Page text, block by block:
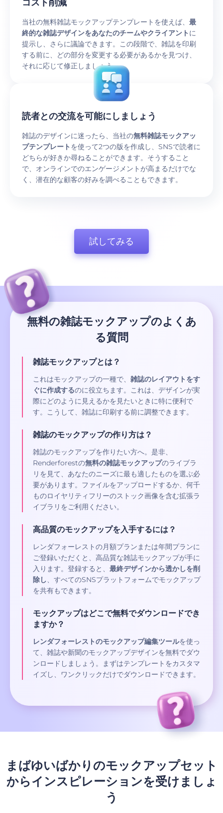
コスト削減
当社の無料雑誌モックアップテンプレートを使えば、 最
終的な雑誌デザインをあなたのチームやクライアント に
提示し、さらに議論できます。この段階で、雑誌を印刷
する前に、どの部分を変更する必要があるかを見つけ、
それに応じて修正しましょう。
読者との交流を可能にしましょう
雑誌のデザインに迷ったら、当社の無料雑誌モックアッ
プテンプレート を使って2つの版を作成し、SNSで読者に
どちらが好きか尋ねることができます。そうすること
で、オンラインでのエンゲージメントが高まるだけでな
く、潜在的な顧客の好みを調べることもできます。
試してみる
無料の雑誌モックアップのよくあ
る質問
雑誌モックアップとは？
これはモックアップの一種で、 雑誌のレイアウトをす
ぐに作成するのに役立ちます。これは、デザインが実
際にどのように見えるかを見たいときに特に便利で
す。こうして、雑誌に印刷する前に調整できます。
雑誌のモックアップの作り方は？
雑誌のモックアップを作りたい方へ。是非、
Renderforestの無料の雑誌モックアップのライブラ
リを見て、あなたのニーズに最も適したものを選ぶ必
要があります。ファイルをアップロードするか、何千
ものロイヤリティフリーのストック画像を含む拡張ラ
イブラリをご利用ください。
高品質のモックアップを入手するには？
レンダフォーレストの月額プランまたは年間プランに
ご登録いただくと、高品質な雑誌モックアップが手に
入ります。登録すると、 最終デザインから透かしを削
除し、すべてのSNSプラットフォームでモックアップ
を共有もできます。
モックアップはどこで無料でダウンロードでき
ますか？
レンダフォーレストのモックアップ編集ツールを使っ
て、雑誌や新聞のモックアップデザインを無料でダウ
ンロードしましょう。まずはテンプレートをカスタマ
イズし、ワンクリックだけでダウンロードできます。
まばゆいばかりのモックアップセット
からインスピレーションを受けましょ
う